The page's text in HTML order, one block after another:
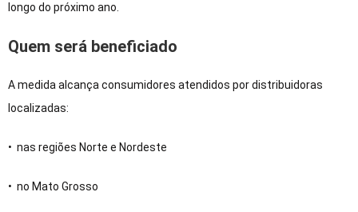
longo do próximo ano.
Quem será beneficiado
A medida alcança consumidores atendidos por distribuidoras
localizadas:
• nas regiões Norte e Nordeste
• no Mato Grosso